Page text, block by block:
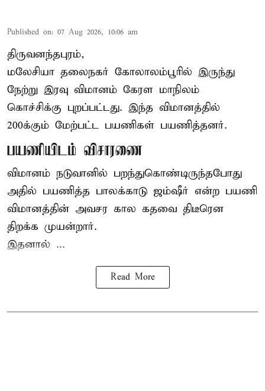
Published on: 07 Aug 2026, 10:06 am
திருவனந்தபுரம்,
மலேசியா தலைநகர் கோலாலம்பூரில் இருந்து
நேற்று இரவு விமானம் கேரள மாநிலம்
கொச்சிக்கு புறப்பட்டது. இந்த விமானத்தில்
200க்கும் மேற்பட்ட பயணிகள் பயணித்தனர்.
பயணியிடம் விசாரணை
விமானம் நடுவானில் பறந்துகொண்டிருந்தபோது
அதில் பயணித்த பாலக்காடு ஜம்ஷீர் என்ற பயணி
விமானத்தின் அவசர கால கதவை திடீரென
திறக்க முயன்றார்.
இதனால் ...
Read More